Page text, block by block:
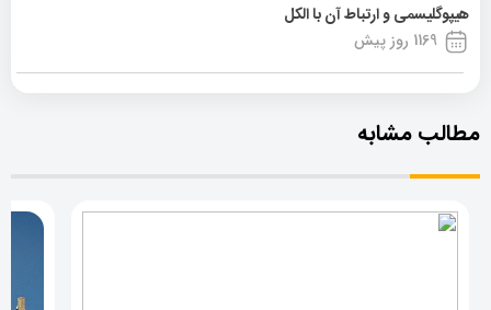
هیپوگلیسمی و ارتباط آن با الکل
1169 روز پیش
مطالب مشابه